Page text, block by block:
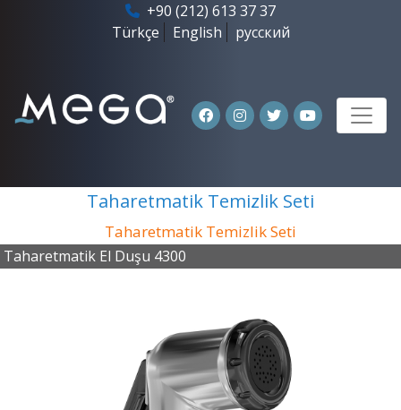
+90 (212) 613 37 37
Türkçe
English русский
Taharetmatik Temizlik Seti
Taharetmatik Temizlik Seti
Taharetmatik El Duşu 4300